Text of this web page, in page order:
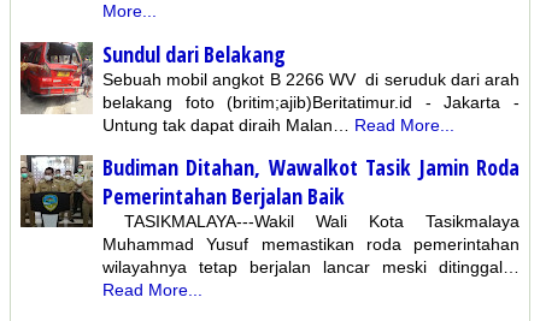
More...
Sundul dari Belakang
Sebuah mobil angkot B 2266 WV di seruduk dari arah
belakang foto (britim;ajib)Beritatimur.id - Jakarta -
Untung tak dapat diraih Malan…
Read More...
Budiman Ditahan, Wawalkot Tasik Jamin Roda
Pemerintahan Berjalan Baik
TASIKMALAYA---Wakil Wali Kota Tasikmalaya
Muhammad Yusuf memastikan roda pemerintahan
wilayahnya tetap berjalan lancar meski ditinggal…
Read More...